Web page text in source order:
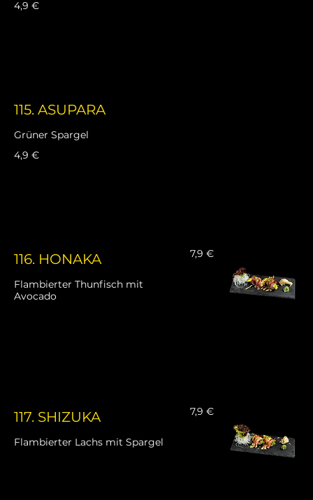
4,9 €
115. ASUPARA
Grüner Spargel
4,9 €
116. HONAKA
Flambierter Thunfisch mit
Avocado
7,9 €
117. SHIZUKA
Flambierter Lachs mit Spargel
7,9 €